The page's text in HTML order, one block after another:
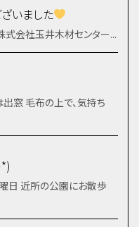
いました
会社玉井木材センター...
窓 毛布の上で、気持ち
日 近所の公園にお散歩